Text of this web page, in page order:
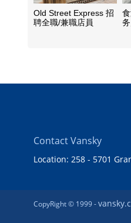
Old Street Express 招
聘全職/兼職店員
Contact Vansky
Location: 258 - 5701
CopyRight © 1999 -